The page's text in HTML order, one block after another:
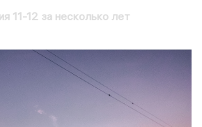
11-12 за несколько лет